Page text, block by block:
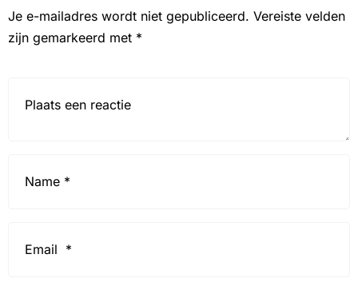
Je e-mailadres wordt niet gepubliceerd. Vereiste velden
zijn gemarkeerd met *